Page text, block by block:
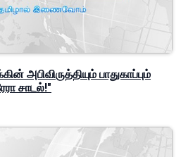
அபிவிருத்தியும் பாதுகாப்பும்
சாடல்!"